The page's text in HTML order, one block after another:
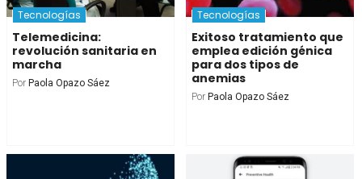
Tecnologías
Telemedicina:
revolución sanitaria en
marcha
Por Paola Opazo Sáez
Tecnologías
Exitoso tratamiento que
emplea edición génica
para dos tipos de
anemias
Por Paola Opazo Sáez